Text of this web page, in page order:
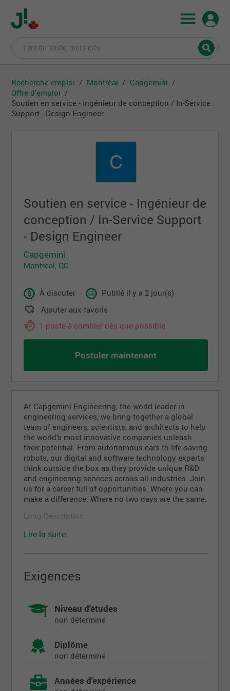
Recherche emploi Montréal
Capgemini
Offre d'emploi
Soutien en service - Ingénieur de conception / In-Service
Support - Design Engineer
Soutien en service - Ingénieur de
conception / In-Service Support
- Design Engineer
Capgemini
Montréal, QC
À discuter
Publié il y a 2 jour(s)
Ajouter aux favoris
1 poste à combler dès que possible
Postuler maintenant
At Capgemini Engineering, the world leader in
engineering services, we bring together a global
team of engineers, scientists, and architects to help
the world’s most innovative companies unleash
their potential. From autonomous cars to life-saving
robots, our digital and software technology experts
think outside the box as they provide unique R&D
and engineering services across all industries. Join
us for a career full of opportunities. Where you can
make a difference. Where no two days are the same.
Long Description
conception
Description du poste :
En tant que membre d'un groupe spécialisé au sein
programme d'avions commerciaux en tant
qu'ingénieur de conception spécialisé dans le
soutien en service.
Principales responsabilités :
Évaluer les dommages structurels de l'avion.
Répondre aux situations d'immobilisation
d'aéronefs (AOG) et aux demandes d'ingénierie
Lire la suite
Exigences
Niveau d'études
non déterminé
Diplôme
non déterminé
Années d'expérience